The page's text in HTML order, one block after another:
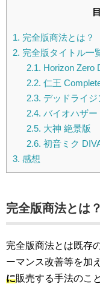
1. 完全版商法とは？
2. 完全版タイトル一
2.1. Horizon Zero
2.2. 仁王
2.3. デッドライ
2.4. バイオハザ
2.5. 大神 絶景版
2.6. 初音ミク
3. 感想
完全版商法とは？
完全版商法とは既存
ーマンス改善等を加
に販売する手法のこ